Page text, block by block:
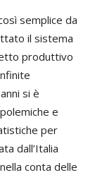
semplice da
il sistema
produttivo
si è
e
per
dall’Italia
conta delle